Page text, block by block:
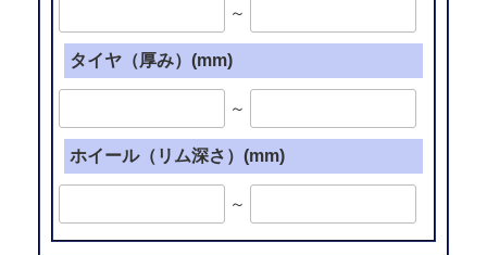
～
タイヤ（厚み）(mm)
～
ホイール（リム深さ）(mm)
～